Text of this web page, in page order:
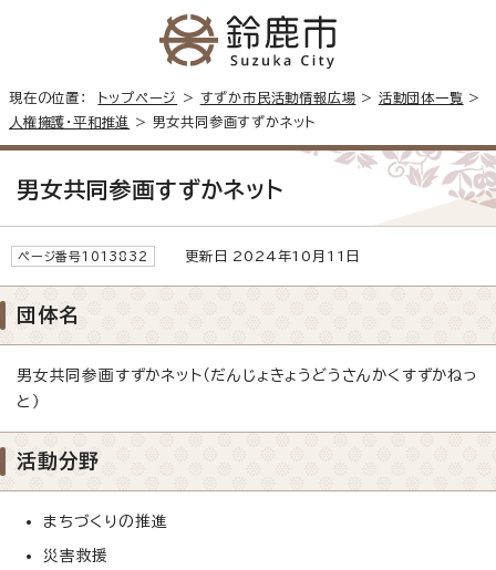
現在の位置： トップページ > すずか市民活動情報広場 > 活動団体一覧 >
人権擁護・平和推進
> 男女共同参画すずかネット
男女共同参画すずかネット
ページ番号1013832 更新日 2024年10月11日
団体名
男女共同参画すずかネット（だんじょきょうどうさんかくすずかねっ
と）
活動分野
まちづくりの推進
災害救援